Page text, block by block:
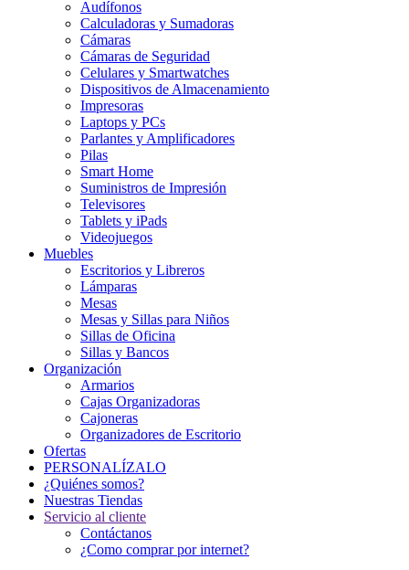
Audífonos
Calculadoras y Sumadoras
Cámaras
Cámaras de Seguridad
Celulares y Smartwatches
Dispositivos de Almacenamiento
Impresoras
Laptops y PCs
Parlantes y Amplificadores
Pilas
Smart Home
Suministros de Impresión
Televisores
Tablets y iPads
Videojuegos
Muebles
Escritorios y Libreros
Lámparas
Mesas
Mesas y Sillas para Niños
Sillas de Oficina
Sillas y Bancos
Organización
Armarios
Cajas Organizadoras
Cajoneras
Organizadores de Escritorio
Ofertas
PERSONALÍZALO
¿Quiénes somos?
Nuestras Tiendas
Servicio al cliente
Contáctanos
¿Como comprar por internet?